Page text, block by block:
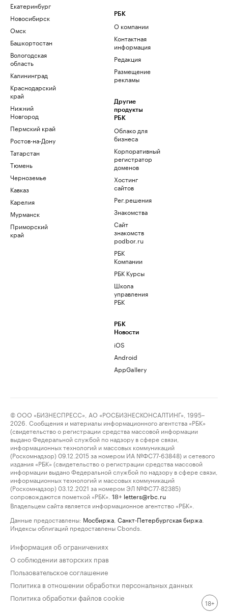
Екатеринбург
Новосибирск
Омск
Башкортостан
Вологодская
область
Калининград
Краснодарский
край
Нижний
Новгород
Пермский край
Ростов-на-Дону
Татарстан
Тюмень
Черноземье
Кавказ
Карелия
Мурманск
Приморский
край
РБК
О компании
Контактная
информация
Редакция
Размещение
рекламы
Другие
продукты
РБК
Облако для
бизнеса
Корпоративный
регистратор
доменов
Хостинг
сайтов
Рег.решения
Знакомства
Сайт
знакомств
podbor.ru
РБК
Компании
РБК Курсы
Школа
управления
РБК
РБК
Новости
iOS
Android
AppGallery
© ООО «БИЗНЕСПРЕСС», АО «РОСБИЗНЕСКОНСАЛТИНГ», 1995–
2026. Сообщения и материалы информационного агентства «РБК»
(свидетельство о регистрации средства массовой информации
выдано Федеральной службой по надзору в сфере связи,
информационных технологий и массовых коммуникаций
(Роскомнадзор) 09.12.2015 за номером ИА №ФС77-63848) и сетевого
издания «РБК» (свидетельство о регистрации средства массовой
информации выдано Федеральной службой по надзору в сфере связи,
информационных технологий и массовых коммуникаций
(Роскомнадзор) 03.12.2021 за номером ЭЛ №ФС77-82385)
сопровождаются пометкой «РБК».
18+ letters@rbc.ru
Владельцем сайта является информационное агентство «РБК».
Данные предоставлены: Мосбиржа Санкт-Петербургская биржа
Индексы облигаций предоставлены Cbonds.
Информация об ограничениях
О соблюдении авторских прав
Пользовательское соглашение
Политика в отношении обработки персональных данных
Политика обработки файлов cookie
18+